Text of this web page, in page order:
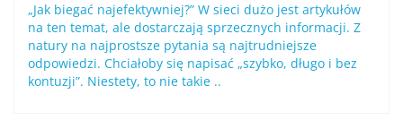
„Jak biegać najefektywniej?” W sieci dużo jest artykułów
na ten temat, ale dostarczają sprzecznych informacji. Z
natury na najprostsze pytania są najtrudniejsze
odpowiedzi. Chciałoby się napisać „szybko, długo i bez
kontuzji”. Niestety, to nie takie ..